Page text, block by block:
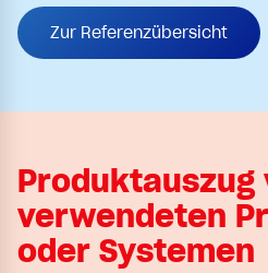
Zur Referenzübersicht
Produktauszug
verwendeten
oder Systemen